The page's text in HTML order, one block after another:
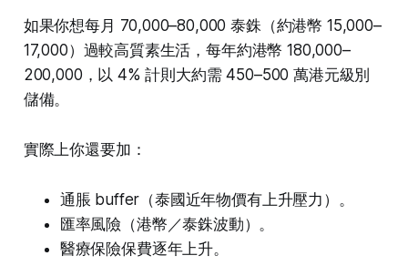
如果你想每月 70,000–80,000 泰銖（約港幣 15,000–
17,000）過較高質素生活，每年約港幣 180,000–
200,000，以 4% 計則大約需 450–500 萬港元級別
儲備。
實際上你還要加：
通脹 buffer（泰國近年物價有上升壓力）。
匯率風險（港幣／泰銖波動）。
醫療保險保費逐年上升。